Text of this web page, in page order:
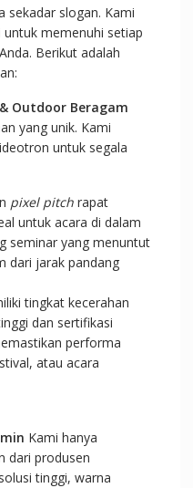
sekadar slogan. Kami
memenuhi setiap
Berikut adalah
Outdoor Beragam
yang unik. Kami
untuk segala
pixel pitchrapat
untuk acara di dalam
seminar yang menuntut
dari jarak pandang
tingkat kecerahan
dan sertifikasi
performa
atau acara
Kami hanya
dari produsen
tinggi, warna